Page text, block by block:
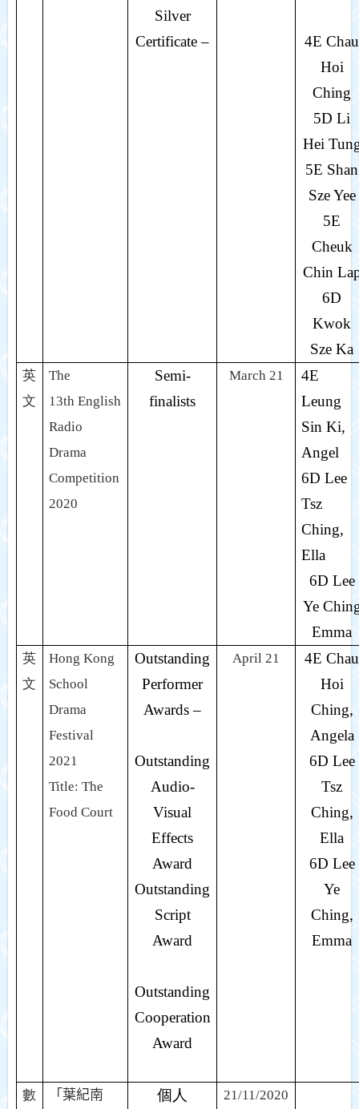
Silver
Certificate –
4E Chau
Hoi
Ching
5D Li
Hei
5E Shan
Sze Yee
5E
Cheuk
Chin
6D
Kwok
Sze Ka
英
文
The
13th English
Radio
Drama
Competition
2020
Semi-
finalists
March 21
4E
Leung
Sin Ki,
Angel
6D Lee
Tsz
Ching,
Ella
6D Lee
Ye
Emma
英
文
Hong Kong
School
Drama
Festival
2021
Title: The
Food Court
Outstanding
Performer
Awards –
Outstanding
Audio-
Visual
Effects
Award
Outstanding
Script
Award
Outstanding
Cooperation
Award
April 21
4E Chau
Hoi
Ching,
Angela
6D Lee
Tsz
Ching,
Ella
6D Lee
Ye
Ching,
Emma
數
「葉紀南
個人
21/11/2020